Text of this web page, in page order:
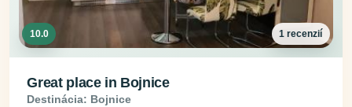
10.0 1 recenzií
Great place in Bojnice
Destinácia: Bojnice